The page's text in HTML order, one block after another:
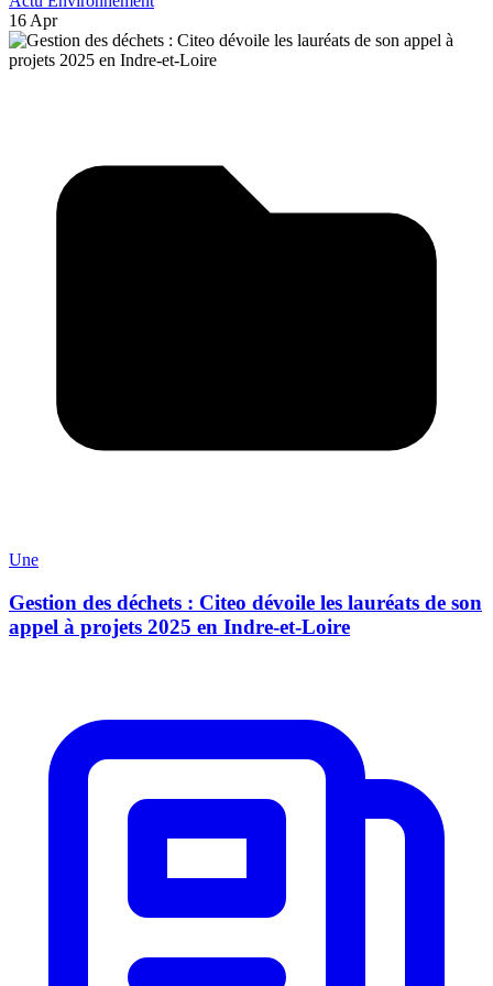
16 Apr
Une
Gestion des déchets : Citeo dévoile les lauréats de son
appel à projets 2025 en Indre-et-Loire